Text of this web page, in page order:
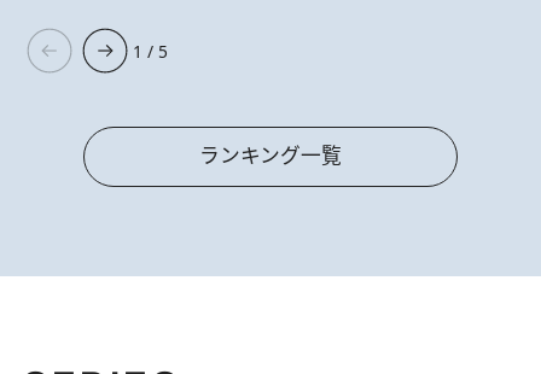
1 / 5
ランキング一覧